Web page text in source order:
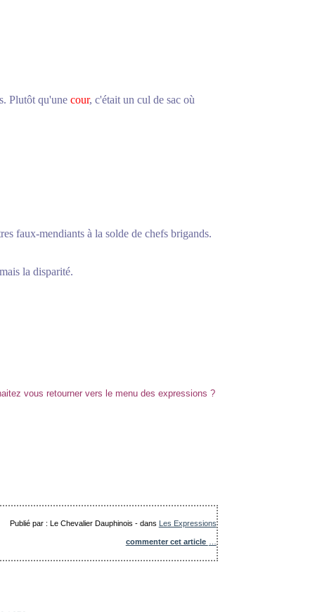
Plutôt qu'unecour, c'était un cul de sac où
faux-mendiants à la solde de chefs brigands.
la disparité.
Publié par : Le Chevalier Dauphinois -dans Les Expressions
commenter cet article